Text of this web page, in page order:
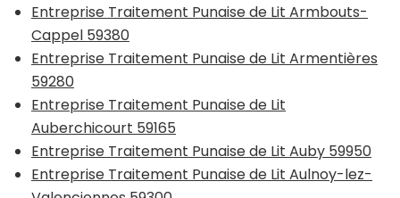
Entreprise Traitement Punaise de Lit Armbouts-
Cappel 59380
Entreprise Traitement Punaise de Lit Armentières
59280
Entreprise Traitement Punaise de Lit
Auberchicourt 59165
Entreprise Traitement Punaise de Lit Auby 59950
Entreprise Traitement Punaise de Lit Aulnoy-lez-